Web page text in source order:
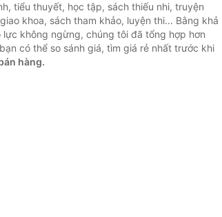
tiểu thuyết, học tập, sách thiếu nhi, truyện
khoa, sách tham khảo, luyện thi... Bằng khả
lực không ngừng, chúng tôi đã tổng hợp hơn
có thể so sánh giá, tìm giá rẻ nhất trước khi
hàng.